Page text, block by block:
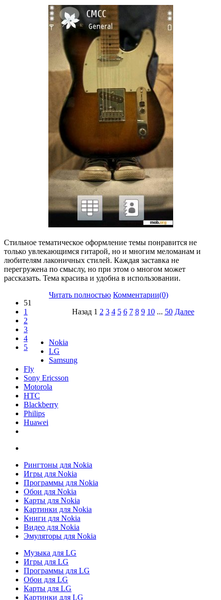
Стильное тематическое оформление темы понравится не
только увлекающимся гитарой, но и многим меломанам и
любителям лаконичных стилей. Каждая заставка не
перегружена по смыслу, но при этом о многом может
рассказать. Тема красива и удобна в использовании.
51
1
2
3
4
5
Читать полностью Комментарии(0)
Назад 1 2 3 4 5 6 7 8 9 10 ... 50 Далее
Nokia
LG
Samsung
Fly
Sony Ericsson
Motorola
HTC
Blackberry
Philips
Huawei
Рингтоны для Nokia
Игры для Nokia
Программы для Nokia
Обои для Nokia
Карты для Nokia
Картинки для Nokia
Книги для Nokia
Видео для Nokia
Эмуляторы для Nokia
Музыка для LG
Игры для LG
Программы для LG
Обои для LG
Карты для LG
Картинки для LG